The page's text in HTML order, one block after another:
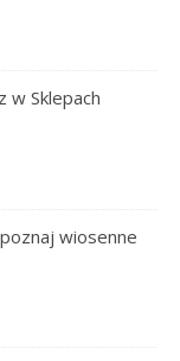
w Sklepach
wiosenne